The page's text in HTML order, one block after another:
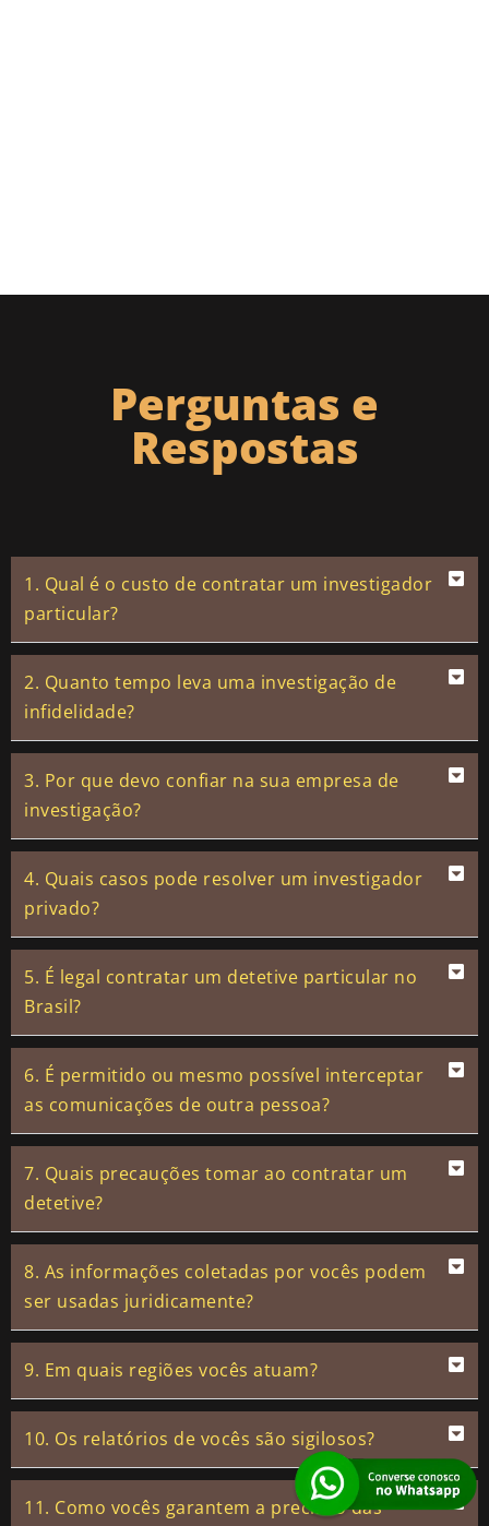
Perguntas e
Respostas
1. Qual é o custo de contratar um investigador
particular?
2. Quanto tempo leva uma investigação de
infidelidade?
3. Por que devo confiar na sua empresa de
investigação?
4. Quais casos pode resolver um investigador
privado?
5. É legal contratar um detetive particular no
Brasil?
6. É permitido ou mesmo possível interceptar
as comunicações de outra pessoa?
7. Quais precauções tomar ao contratar um
detetive?
8. As informações coletadas por vocês podem
ser usadas juridicamente?
9. Em quais regiões vocês atuam?
10. Os relatórios de vocês são sigilosos?
11. Como vocês garantem a precisão das